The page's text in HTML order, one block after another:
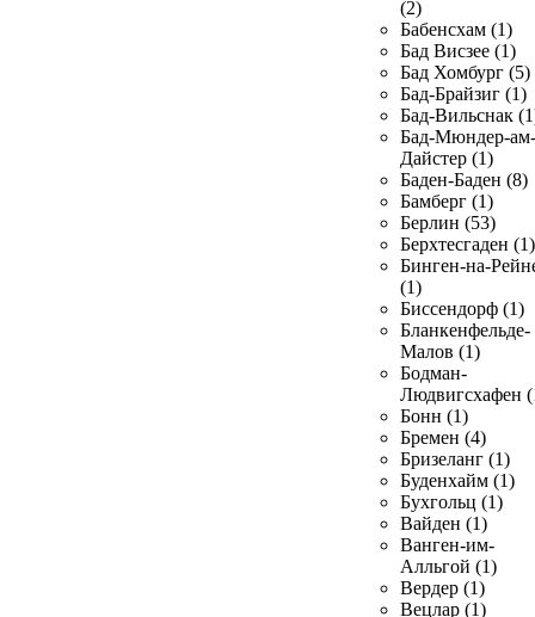
(2)
Бабенсхам (1)
Бад Висзее (1)
Бад Хомбург (5)
Бад-Брайзиг (1)
Бад-Вильснак
Бад-Мюндер-ам-
Дайстер (1)
Баден-Баден (8)
Бамберг (1)
Берлин (53)
Берхтесгаден (1)
Бинген-на-
(1)
Биссендорф (1)
Бланкенфельде-
Малов (1)
Бодман-
Людвигсхафен
Бонн (1)
Бремен (4)
Бризеланг (1)
Буденхайм (1)
Бухгольц (1)
Вайден (1)
Ванген-им-
Алльгой (1)
Вердер (1)
Вецлар (1)